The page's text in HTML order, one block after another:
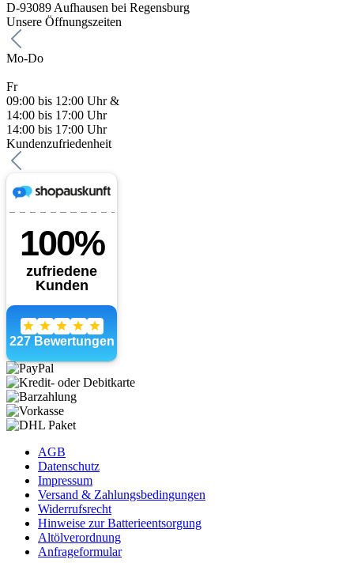
D-93089 Aufhausen bei Regensburg
Unsere Öffnungszeiten
Mo-Do
Fr
09:00 bis 12:00 Uhr &
14:00 bis 17:00 Uhr
14:00 bis 17:00 Uhr
Kundenzufriedenheit
AGB
Datenschutz
Impressum
Versand & Zahlungsbedingungen
Widerrufsrecht
Hinweise zur Batterieentsorgung
Altölverordnung
Anfrageformular